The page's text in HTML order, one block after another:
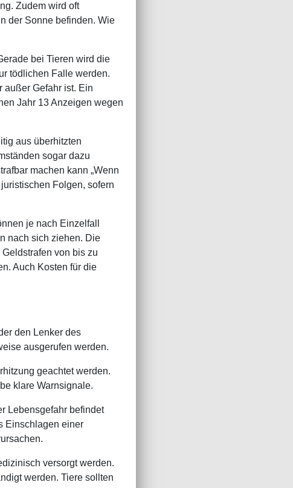
Zudem wird oft
der Sonne befinden. Wie
bei Tieren wird die
tödlichen Falle werden.
außer Gefahr ist. Ein
Jahr 13 Anzeigen wegen
aus überhitzten
sogar dazu
machen kann „Wenn
Folgen, sofern
je nach Einzelfall
nach sich ziehen. Die
von bis zu
Auch Kosten für die
den Lenker des
ausgerufen werden.
geachtet werden.
klare Warnsignale.
Lebensgefahr befindet
Einschlagen einer
versorgt werden.
werden. Tiere sollten